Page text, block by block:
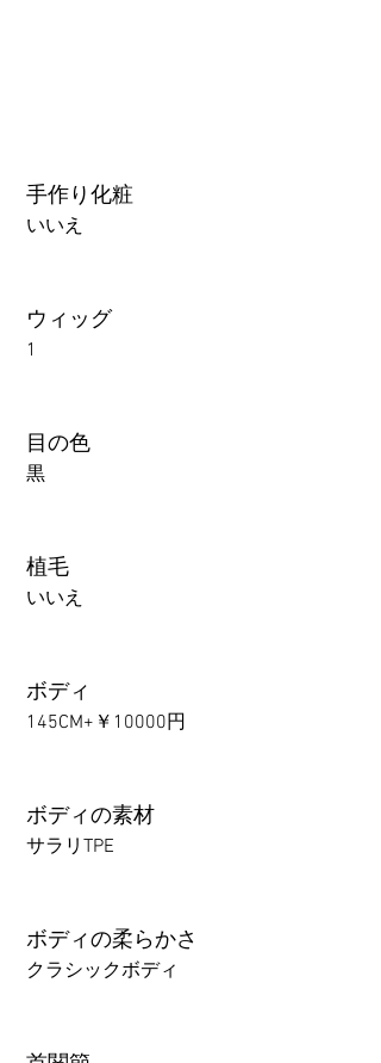
手作り化粧
いいえ
ウィッグ
1
目の色
黒
植毛
いいえ
ボディ
145CM+￥10000円
ボディの素材
サラリTPE
ボディの柔らかさ
クラシックボディ